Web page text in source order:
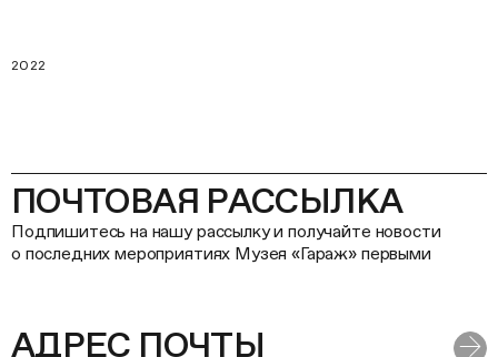
2022
ПОЧТОВАЯ РАССЫЛКА
Подпишитесь на нашу рассылку и получайте новости
о последних мероприятиях Музея «Гараж» первыми